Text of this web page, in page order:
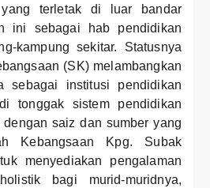
terletak di luar bandar
ini sebagai hab pendidikan
kampung sekitar. Statusnya
(SK) melambangkan
sebagai institusi pendidikan
tonggak sistem pendidikan
dengan saiz dan sumber yang
Kebangsaan Kpg. Subak
menyediakan pengalaman
bagi murid-muridnya,